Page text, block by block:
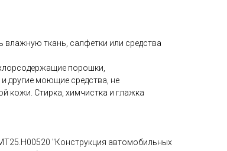
влажную ткань, салфетки или средства
порошки,
другие моющие средства, не
кожи. Стирка, химчистка и глажка
"Конструкция автомобильных